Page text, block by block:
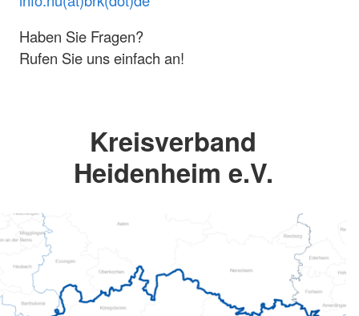
Haben Sie Fragen?
Rufen Sie uns einfach an!
Kreisverband
Heidenheim e.V.